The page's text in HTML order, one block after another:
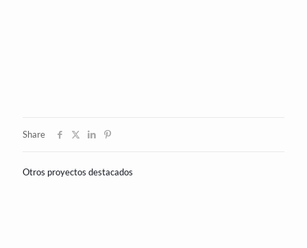
Share
Otros proyectos destacados